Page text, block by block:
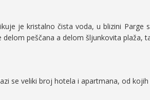
je kristalno čista voda, u blizini Parge
delom peščana a delom šljunkovita plaža,
se veliki broj hotela i apartmana, od